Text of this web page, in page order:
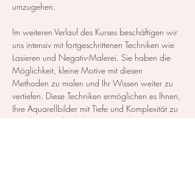
umzugehen.
Im weiteren Verlauf des Kurses beschäftigen wir
uns intensiv mit fortgeschrittenen Techniken wie
Lasieren und Negativ-Malerei. Sie haben die
Möglichkeit, kleine Motive mit diesen
Methoden zu malen und Ihr Wissen weiter zu
vertiefen. Diese Techniken ermöglichen es Ihnen,
Ihre Aquarellbilder mit Tiefe und Komplexität zu
versehen, wodurch Ihre Kunstwerke